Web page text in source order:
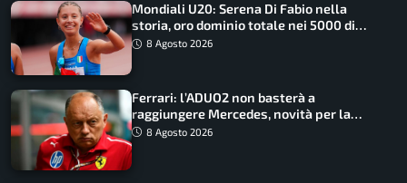
Mondiali U20: Serena Di Fabio nella
storia, oro dominio totale nei 5000 di
marcia
8 Agosto 2026
Ferrari: l’ADUO2 non basterà a
raggiungere Mercedes, novità per la
Macarena
8 Agosto 2026